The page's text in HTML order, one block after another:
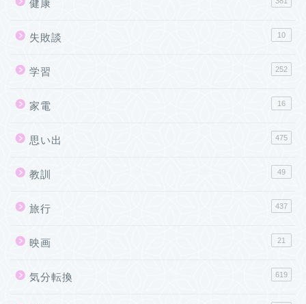
健康
失敗談 10
学習 252
家電 16
思い出 475
教訓 49
旅行 437
映画 21
気分転換 619